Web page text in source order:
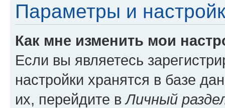
Параметры и
Как мне изменить мои
Если вы являетесь
настройки хранятся в базе
их, перейдите вЛичный